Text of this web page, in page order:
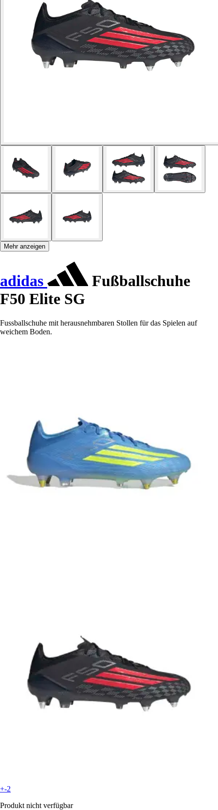
Mehr anzeigen
adidas
Fußballschuhe
F50 Elite SG
Fussballschuhe mit herausnehmbaren Stollen für das Spielen auf
weichem Boden.
+-2
Produkt nicht verfügbar